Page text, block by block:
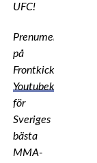
UFC!
Prenumerera
på
Frontkicks
Youtubekanal
för
Sveriges
bästa
MMA-